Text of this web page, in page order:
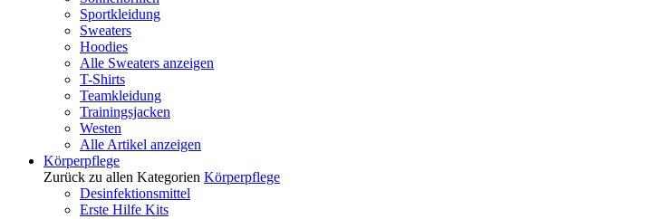
Sportkleidung
Sweaters
Hoodies
Alle Sweaters anzeigen
T-Shirts
Teamkleidung
Trainingsjacken
Westen
Alle Artikel anzeigen
Körperpflege
Zurück zu allen Kategorien Körperpflege
Desinfektionsmittel
Erste Hilfe Kits